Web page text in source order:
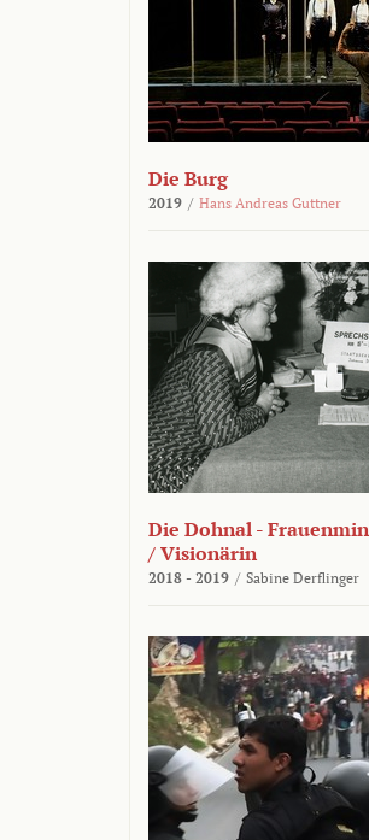
Die Burg
2019 / Hans Andreas Guttner
Die Dohnal -
/ Visionärin
2018 - 2019 / Sabine Derflinger